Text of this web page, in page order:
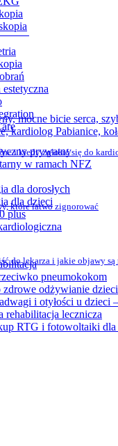
prywatny
w ramach NFZ
dla dorosłych
dla dzieci
plus
pneumokokom
odżywianie dzieci
i otyłości u dzieci
rehabilitacja lecznicza
RTG i fotowoltaiki
i kiedy zgłosić się do
które łatwo zignorować
do lekarza i jakie objawy są